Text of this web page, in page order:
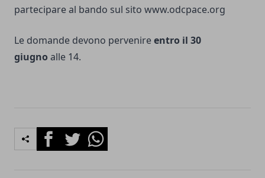
partecipare al bando sul sito www.odcpace.org
Le domande devono pervenireentro il 30
giugno alle 14.
FacebookTwitterWhatsapp